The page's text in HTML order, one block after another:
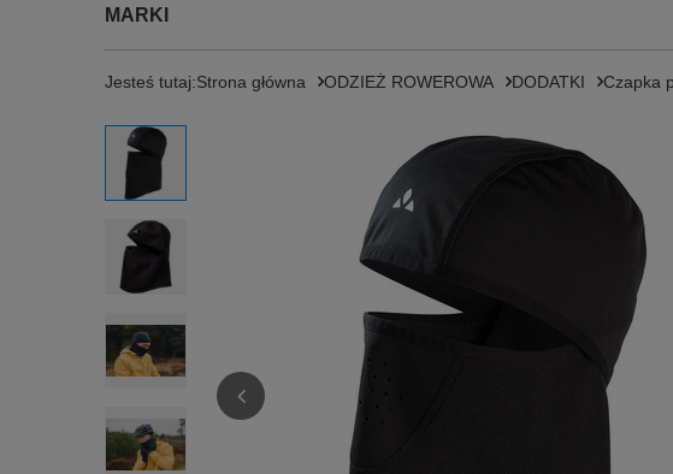
MARKI
Jesteś tutaj:Strona główna ODZIEŻ ROWEROWA DODATKI Czapka